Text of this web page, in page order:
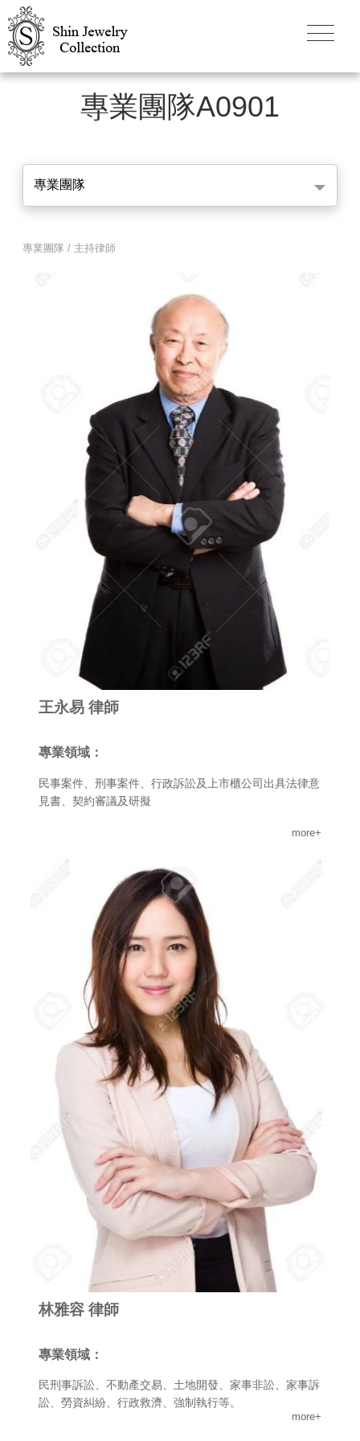
專業團隊A0901
專業團隊
專業團隊 / 主持律師
王永易 律師
專業領域：
民事案件、刑事案件、行政訴訟及上市櫃公司出具法律意
見書、契約審議及研擬
more+
林雅容 律師
專業領域：
民刑事訴訟、不動產交易、土地開發、家事非訟、家事訴
訟、勞資糾紛、行政救濟、強制執行等。
more+